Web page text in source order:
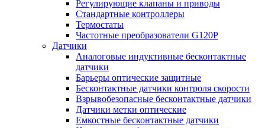
Регулирующие клапаны и приводы
Стандартные контроллеры
Термостаты
Частотные преобразователи G120P
Датчики
Аналоговые индуктивные бесконтактные
датчики
Барьеры оптические защитные
Бесконтактные датчики контроля скорости
Взрывобезопасные бесконтактные датчики
Датчики метки оптические
Емкостные бесконтактные датчики